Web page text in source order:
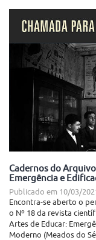
Cadernos do
Emergência e
Publicado em 10/03/
Encontra-se aberto o
o Nº 18 da revista
Artes de Educar:
Moderno (Meados do